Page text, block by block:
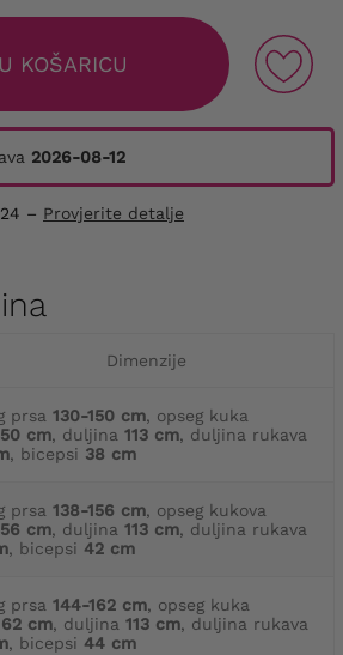
KOŠARICU
2026-08-12
– Provjerite detalje
Dimenzije
prsa 130-150 cm, opseg kuka
cm, duljina 113 cm, duljina rukava
, bicepsi 38 cm
prsa 138-156 cm, opseg kukova
cm, duljina 113 cm, duljina rukava
, bicepsi 42 cm
prsa 144-162 cm, opseg kuka
cm, duljina 113 cm, duljina rukava
, bicepsi 44 cm